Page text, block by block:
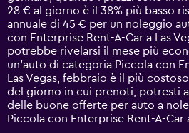
chart
has
1
Y
axis
displaying
values.
Range:
0
to
28 € al giorno è il 38% più basso
annuale di 45 € per un noleggio
con Enterprise Rent-A-Car a Las
potrebbe rivelarsi il mese più
un'auto di categoria Piccola con
Las Vegas, febbraio è il più
del giorno in cui prenoti, potresti
delle buone offerte per auto a
Piccola con Enterprise Rent-A-Car